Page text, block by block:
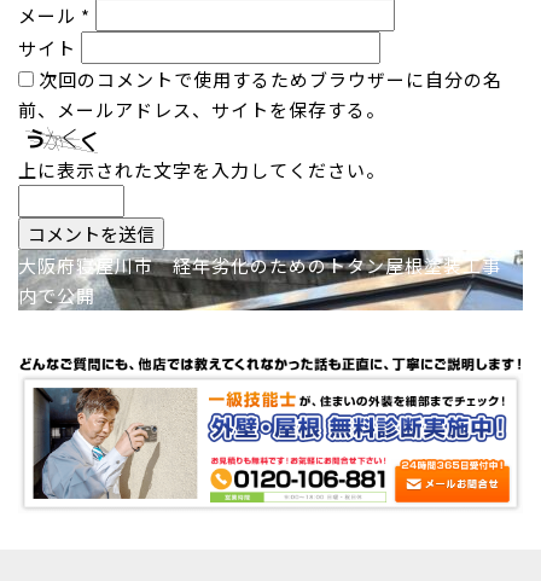
メール *
サイト
次回のコメントで使用するためブラウザーに自分の名
前、メールアドレス、サイトを保存する。
上に表示された文字を入力してください。
投
稿
ナ
ビ
ゲ
ー
大阪府寝屋川市 経年劣化のためのトタン屋根塗装工事
内で公開